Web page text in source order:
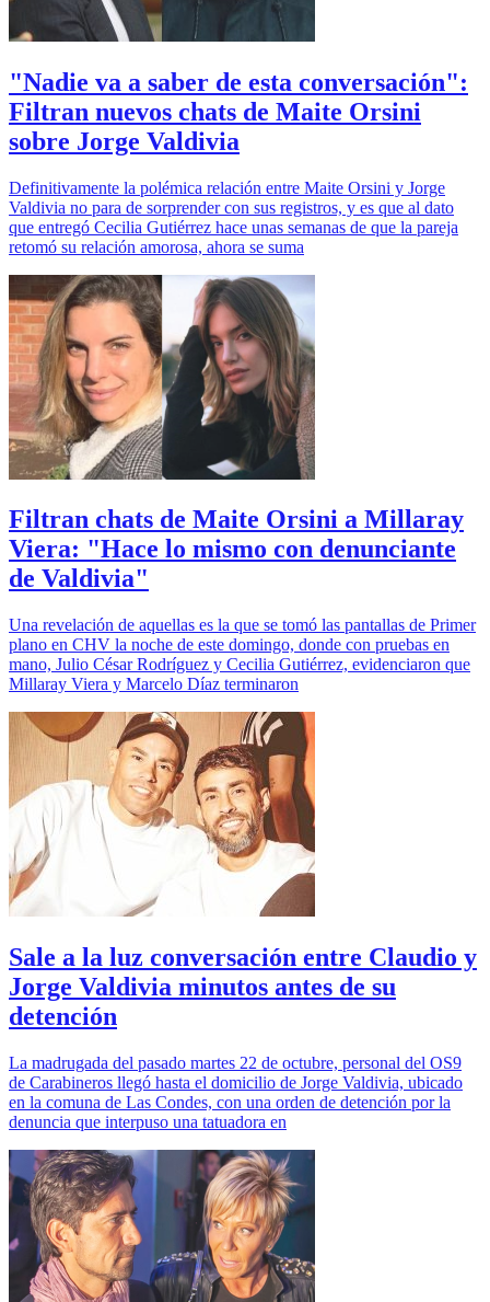
"Nadie va a saber de esta conversación":
Filtran nuevos chats de Maite Orsini
sobre Jorge Valdivia
Definitivamente la polémica relación entre Maite Orsini y Jorge
Valdivia no para de sorprender con sus registros, y es que al dato
que entregó Cecilia Gutiérrez hace unas semanas de que la pareja
retomó su relación amorosa, ahora se suma
Filtran chats de Maite Orsini a Millaray
Viera: "Hace lo mismo con denunciante
de Valdivia"
Una revelación de aquellas es la que se tomó las pantallas de Primer
plano en CHV la noche de este domingo, donde con pruebas en
mano, Julio César Rodríguez y Cecilia Gutiérrez, evidenciaron que
Millaray Viera y Marcelo Díaz terminaron
Sale a la luz conversación entre Claudio y
Jorge Valdivia minutos antes de su
detención
La madrugada del pasado martes 22 de octubre, personal del OS9
de Carabineros llegó hasta el domicilio de Jorge Valdivia, ubicado
en la comuna de Las Condes, con una orden de detención por la
denuncia que interpuso una tatuadora en